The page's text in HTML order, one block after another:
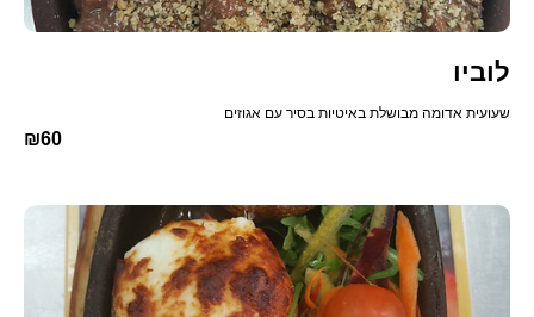
לוביו
שעועית אדומה מבושלת באיטיות בסיר עם אגוזים
₪60